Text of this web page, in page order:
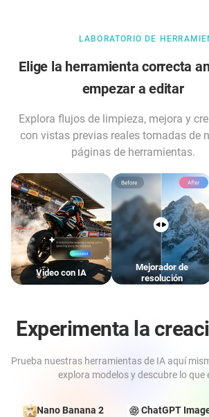
LABORATORIO DE
Elige la herramienta correcta
empezar a editar
Explora flujos de limpieza, mejora y
con vistas previas reales tomadas de
páginas de herramientas.
Video con IA
Mejorador de
resolución
Experimenta la
Prueba nuestras herramientas de IA aquí
explora modelos y descubre lo que
Nano Banana 2 ChatGPT